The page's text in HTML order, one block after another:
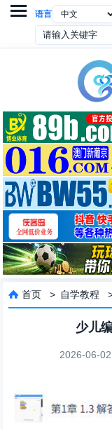
语言

 首页 > 自学教程
少儿
2026-06-